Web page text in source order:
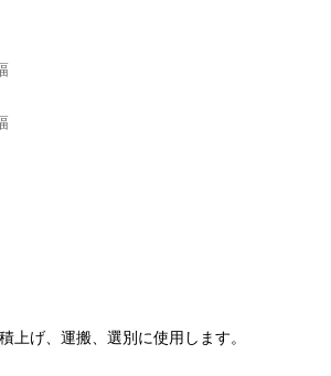
上げ、運搬、選別に使用します。